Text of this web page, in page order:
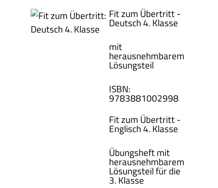
Fit zum Übertritt -
Deutsch 4. Klasse
mit
herausnehmbarem
Lösungsteil
ISBN:
9783881002998
Fit zum Übertritt -
Englisch 4. Klasse
Übungsheft mit
herausnehmbarem
Lösungsteil für die
3. Klasse